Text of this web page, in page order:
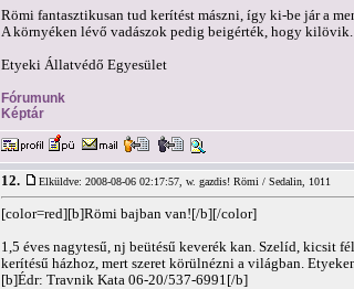
Römi fantasztikusan tud kerítést mászni, így ki-be jár a
A környéken lévő vadászok pedig beigérték, hogy
Etyeki Állatvédő Egyesület
Fórumunk
Képtár
12. Elküldve: 2008-08-06 02:17:57, w. gazdis! Römi / Sedalin, 1011
[color=red][b]Römi bajban van![/b][/color]
1,5 éves nagytesű, nj beütésű keverék kan. Szelíd, kicsit
kerítésű házhoz, mert szeret körülnézni a világban.
[b]Édr: Travnik Kata 06-20/537-6991[/b]